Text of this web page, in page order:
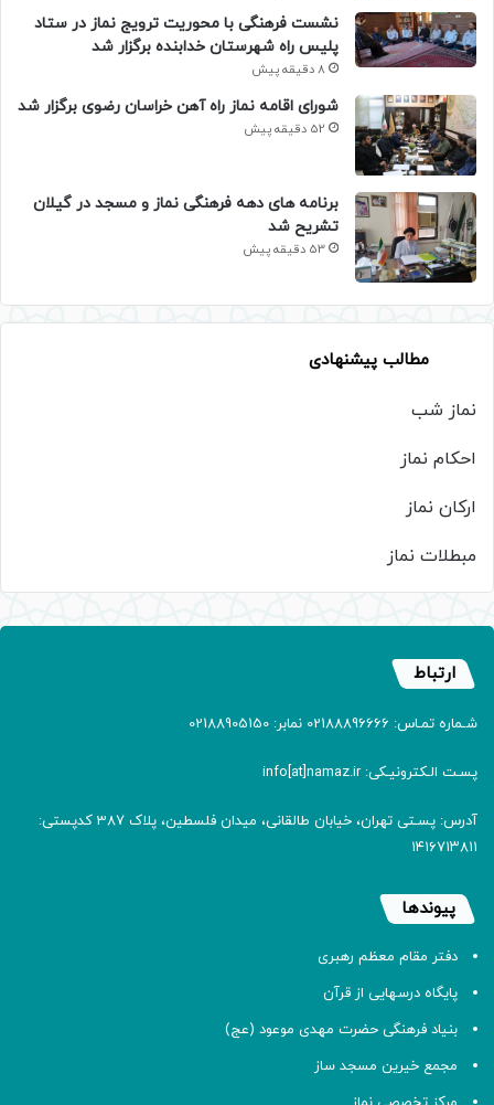
نشست فرهنگی با محوریت ترویج نماز در ستاد
پلیس راه شهرستان خدابنده برگزار شد
8 دقیقه پیش
شورای اقامه نماز راه آهن خراسان رضوی برگزار شد
52 دقیقه پیش
برنامه های دهه فرهنگی نماز و مسجد در گیلان
تشریح شد
53 دقیقه پیش
مطالب پیشنهادی
نماز شب
احکام نماز
ارکان نماز
مبطلات نماز
ارتباط
شـماره تمـاس: 02188896666 نمابر: 02188905150
پسـت الـکترونیـکی: info[at]namaz.ir
آدرس: پسـتی تهران، خیابان طالقانی، میدان فلسطین، پلاک 387 کدپستی:
۱۴۱۶۷۱۳۸۱۱
پیوندها
دفتر مقام معظم رهبری
پایگاه درسهایی از قرآن
بنیاد فرهنگی حضرت مهدی موعود (عج)
مجمع خیرین مسجد ساز